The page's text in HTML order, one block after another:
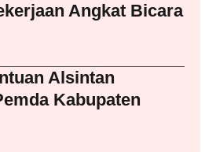
Angkat Bicara
Alsintan
Kabupaten